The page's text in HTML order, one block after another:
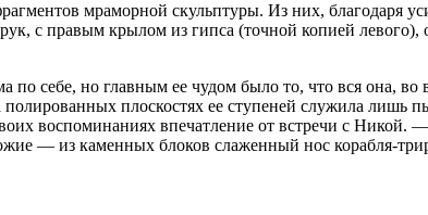
мраморной скульптуры. Из них, благодаря
с правым крылом из гипса (точной копией левого),
себе, но главным ее чудом было то, что вся она, во
плоскостях ее ступеней служила лишь
воспоминаниях впечатление от встречи с Никой. —
— из каменных блоков слаженный нос корабля-